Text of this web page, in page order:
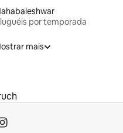
por temporada
mais